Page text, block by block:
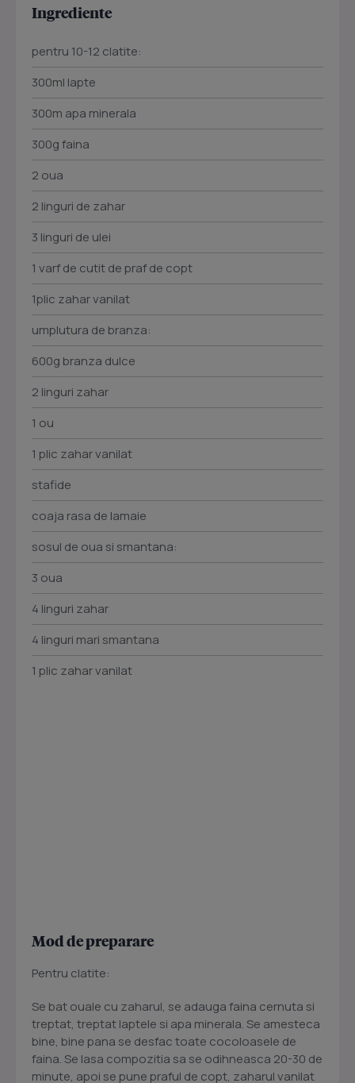
Ingrediente
pentru 10-12 clatite:
300ml lapte
300m apa minerala
300g faina
2 oua
2 linguri de zahar
3 linguri de ulei
1 varf de cutit de praf de copt
1plic zahar vanilat
umplutura de branza:
600g branza dulce
2 linguri zahar
1 ou
1 plic zahar vanilat
stafide
coaja rasa de lamaie
sosul de oua si smantana:
3 oua
4 linguri zahar
4 linguri mari smantana
1 plic zahar vanilat
Mod de preparare
Pentru clatite:
Se bat ouale cu zaharul, se adauga faina cernuta si
treptat, treptat laptele si apa minerala. Se amesteca
bine, bine pana se desfac toate cocoloasele de
faina. Se lasa compozitia sa se odihneasca 20-30 de
minute, apoi se pune praful de copt, zaharul vanilat